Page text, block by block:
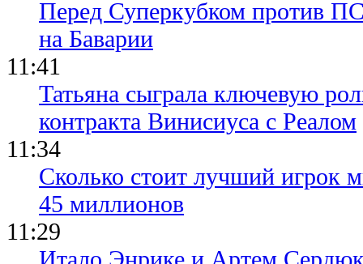
Перед Суперкубком против
на Баварии
11:41
Татьяна сыграла ключевую
контракта Винисиуса с Реалом
11:34
Сколько стоит лучший игрок
45 миллионов
11:29